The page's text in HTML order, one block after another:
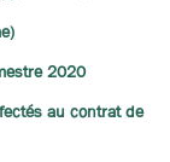
2020
au contrat de